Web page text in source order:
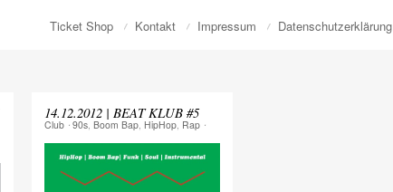
Ticket Shop Kontakt Impressum Datenschutzerklärung
14.12.2012 | BEAT KLUB #5
Club ⋅ 90s, Boom Bap, HipHop, Rap ⋅